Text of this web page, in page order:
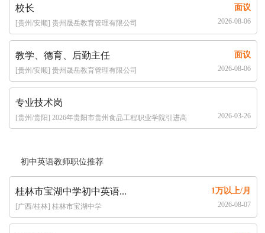
校长 面议
[贵州/安顺] 贵州晟岳教育管理有限公司 2026-08-06
教学、德育、后勤主任 面议
[贵州/安顺] 贵州晟岳教育管理有限公司 2026-08-06
专业技术岗
[贵州/贵阳] 2026年贵阳市贵州食品工程职业学院引进高
层次人才、高技能人才工作方案（10名）
2026-03-26
初中英语教师职位推荐
桂林市宝湖中学初中英语... 1万以上/月
[广西/桂林] 桂林市宝湖中学 2026-08-07